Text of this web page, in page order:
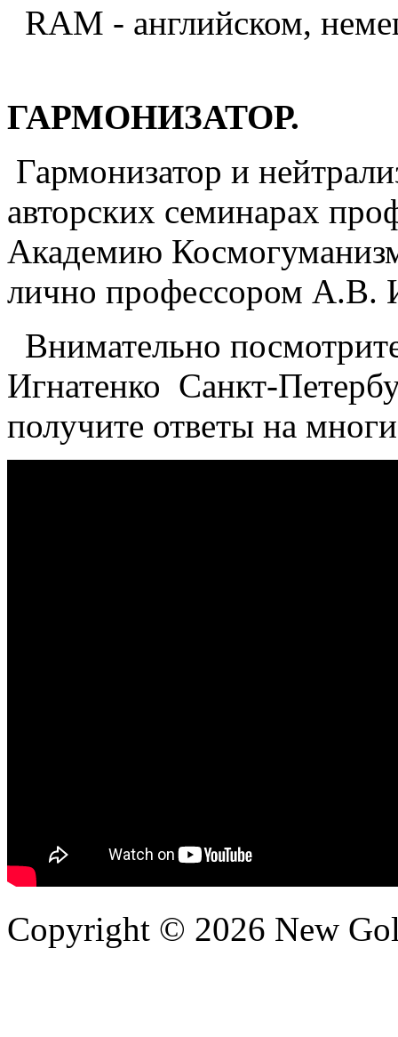
RAM - английском,
ГАРМОНИЗАТОР.
Гармонизатор и
авторских семинарах
Академию
лично профессором А.В.
Внимательно
Игнатенко Санкт-
получите ответы на
Copyright © 2026 New